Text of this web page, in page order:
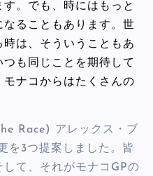
。でも、時にはもっと
ることもあります。世
は、そういうこともあ
も同じことを期待して
ナコからはたくさんの
Race) アレックス・ブ
を3つ提案しました。皆
て、それがモナコGPの